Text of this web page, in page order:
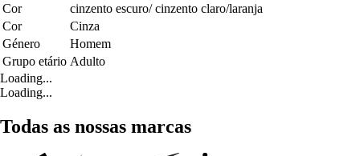
Cor
cinzento escuro/ cinzento claro/laranja
Cor
Cinza
Género
Homem
Grupo etário Adulto
Loading...
Loading...
Todas as nossas marcas